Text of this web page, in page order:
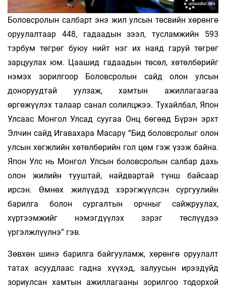
Боловсролын салбарт энэ жил улсын төсвийн хөрөнгө
оруулалтаар 448, гадаадын зээл, тусламжийн 593
тэрбум төгрөг буюу нийт нэг их наяд гаруй төгрөг
зарцуулах юм. Цаашид гадаадын төсөл, хөтөлбөрийг
нэмэх зорилгоор Боловсролын сайд олон улсын
доноруудтай уулзаж, хамтын ажиллагаагаа
өргөжүүлэх талаар санал солилцжээ. Тухайлбал, Япон
Улсаас Монгол Улсад суугаа Онц бөгөөд Бүрэн эрхт
Элчин сайд Игавахара Масарү “Бид боловсролыг олон
улсын хөгжлийн хөтөлбөрийн гол цөм гэж үзэж байна.
Япон Улс нь Монгол Улсын боловсролын салбар дахь
олон жилийн тууштай, найдвартай түнш байсаар
ирсэн. Өмнөх жилүүдэд хэрэгжүүлсэн сургуулийн
барилга болон сургалтын орчныг сайжруулах,
хүртээмжийг нэмэгдүүлэх зэрэг төслүүдээ
үргэлжлүүлнэ” гэв.
Зөвхөн шинэ барилга байгууламж, хөрөнгө оруулалт
татах асуудлаас гадна хүүхэд, залуусын ирээдүйд
зориулсан хамтын ажиллагааны зорилгоо тодорхой